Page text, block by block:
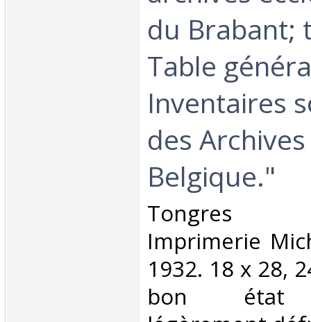
du Brabant;
Table
Inventaires
des
Belgique."‎
‎Tongres
Imprimerie
1932. 18 x 28,
bon état